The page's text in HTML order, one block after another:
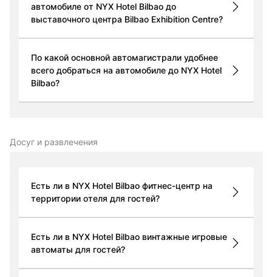
автомобиле от NYX Hotel Bilbao до
выставочного центра Bilbao Exhibition Centre?
По какой основной автомагистрали удобнее
всего добраться на автомобиле до NYX Hotel
Bilbao?
Досуг и развлечения
Есть ли в NYX Hotel Bilbao фитнес-центр на
территории отеля для гостей?
Есть ли в NYX Hotel Bilbao винтажные игровые
автоматы для гостей?